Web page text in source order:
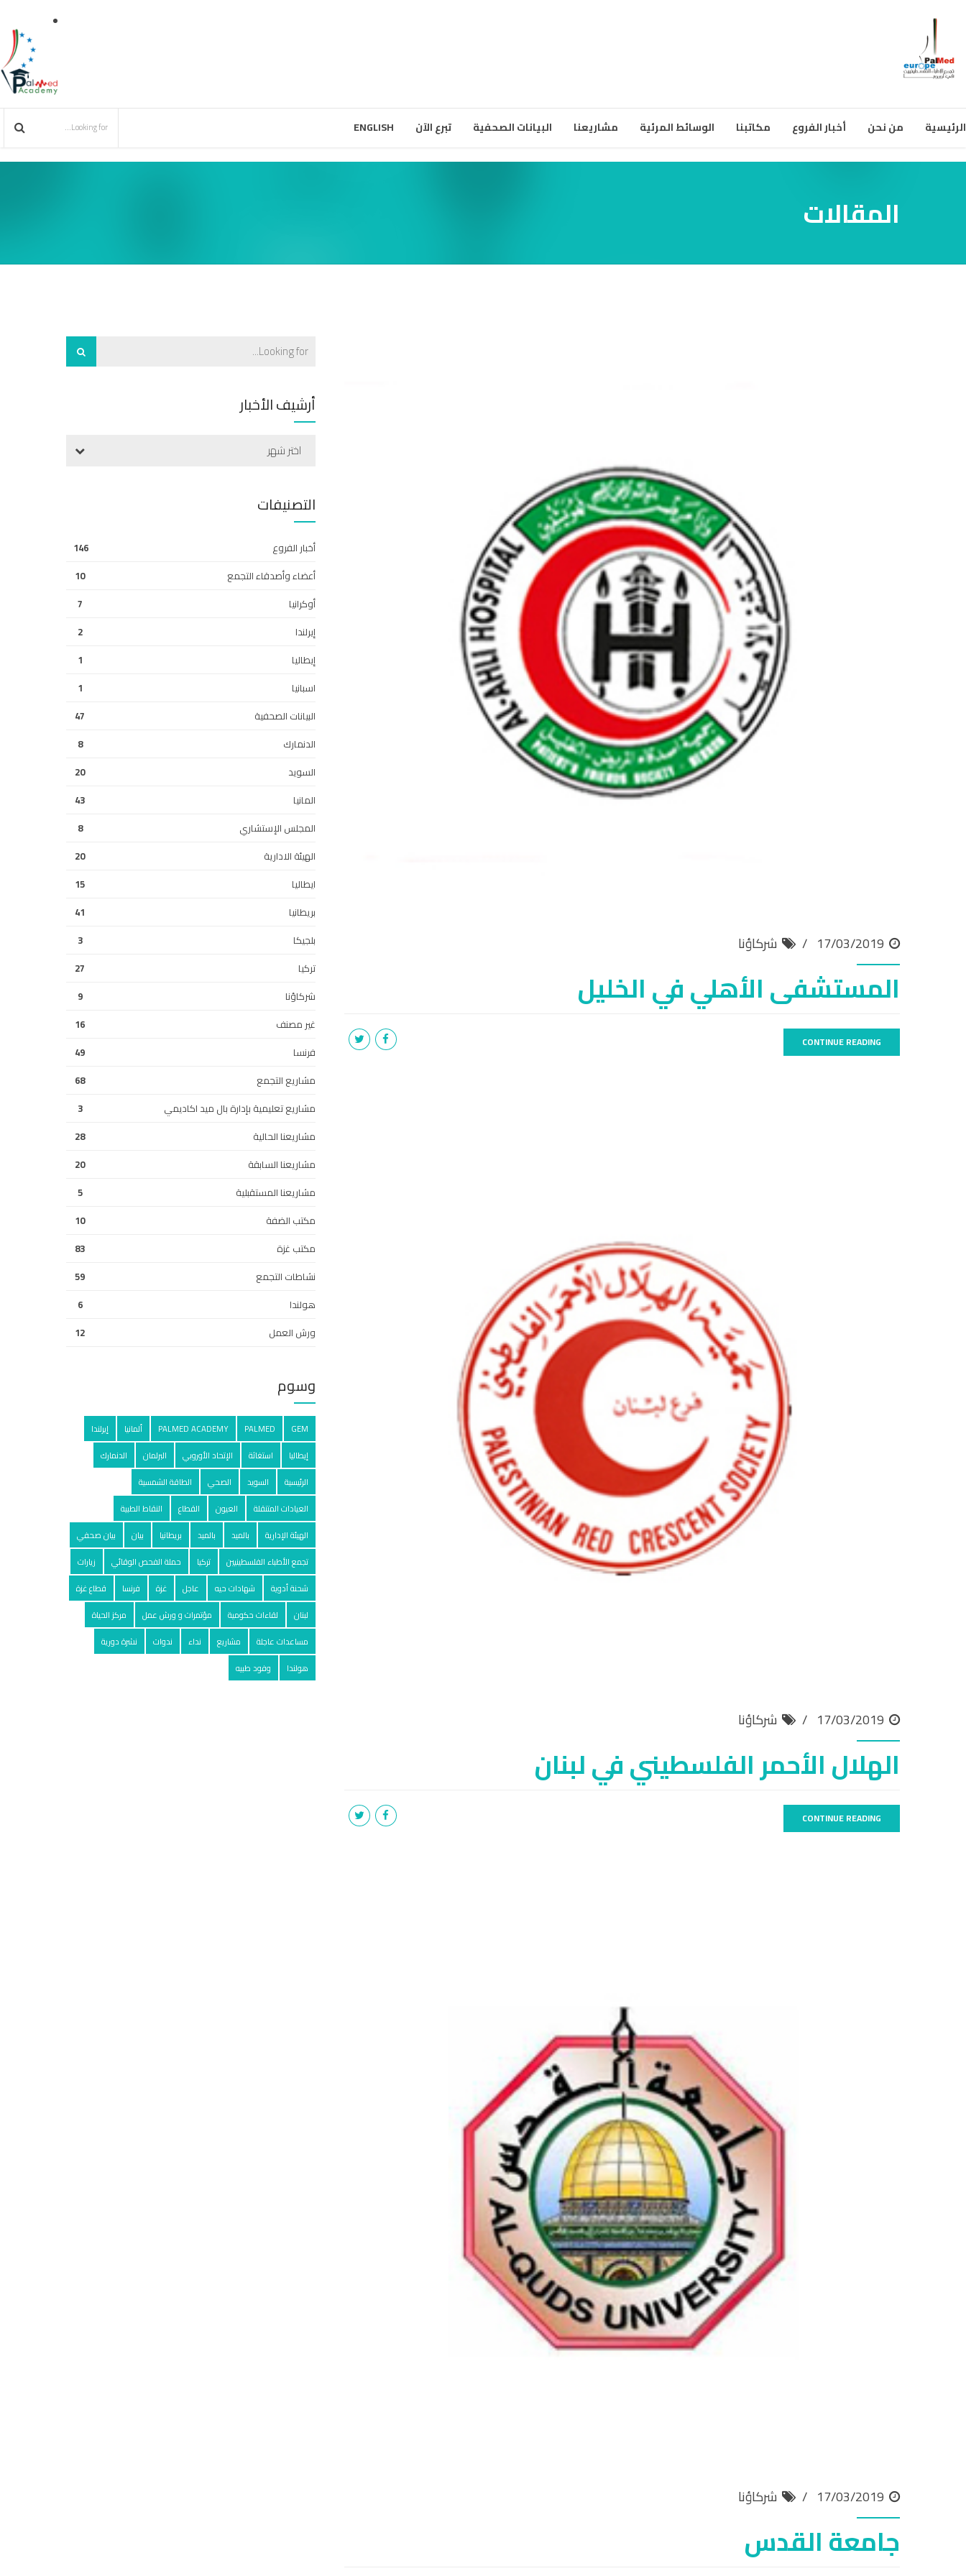
الرئيسية من نحن أخبار الفروع مكاتبنا الوسائط المرئية مشاريعنا البيانات الصحفية تبرع الآن ENGLISH
المقالات
17/03/2019 شركاؤنا
المستشفى الأهلي في الخليل
CONTINUE READING
17/03/2019 شركاؤنا
الهلال الأحمر الفلسطيني في لبنان
CONTINUE READING
17/03/2019 شركاؤنا
جامعة القدس
أرشيف الأخبار
اختر شهر
التصنيفات
أخبار الفروع
146
أعضاء وأصدقاء التجمع
10
أوكرانيا
7
إيرلندا
2
إيطاليا
1
اسبانيا
1
البيانات الصحفية
47
الدنمارك
8
السويد
20
المانيا
43
المجلس الإستشاري
8
الهيئة الادارية
20
ايطاليا
15
بريطانيا
41
بلجيكا
3
تركيا
27
شركاؤنا
9
غير مصنف
16
فرنسا
49
مشاريع التجمع
68
مشاريع تعليمية بإدارة بال ميد اكاديمي
3
مشاريعنا الحالية
28
مشاريعنا السابقة
20
مشاريعنا المستقبلية
5
مكتب الضفة
10
مكتب غزة
83
نشاطات التجمع
59
هولندا
6
ورش العمل
12
وسوم
GEM
PALMED
PALMED ACADEMY ألمانيا
إيرلندا
إيطاليا
استغاثة الإتحاد الأوروبي البرلمان
الدنمارك
الرئيسية
السويد الصحي
الطاقة الشمسية
العيادات المتنقلة
العيون القطاع
النقاط الطبية
الهيئة الإدارية
بالميد بالمید بريطانيا بيان
بيان صحفي
تجمع الأطباء الفلسطينيين
تركيا حملة الفحص الوقائي
زيارات
شحنة أدوية
شهادات حيه عاجل غزة فرنسا
قطاع غزة
لبنان
لقاءات حكومية مؤتمرات و ورش عمل
مركز الحياة
مساعدات عاجلة
مشاريع نداء ندوات
نشرة دورية
هولندا
وفود طبيه